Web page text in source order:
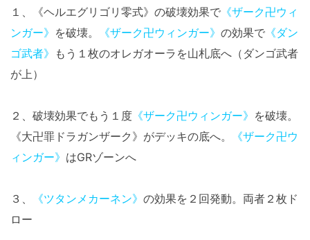
１、《ヘルエグリゴリ零式》の破壊効果で 《ザーク卍ウィ
ンガー》 を破壊。 《ザーク卍ウィンガー》 の効果で 《ダン
ゴ武者》 もう１枚のオレガオーラを山札底へ（ダンゴ武者
が上）
２、破壊効果でもう１度 《ザーク卍ウィンガー》 を破壊。
《大卍罪ドラガンザーク》がデッキの底へ。
《ザーク卍ウ
ィンガー》 はGRゾーンへ
３、 《ツタンメカーネン》 の効果を２回発動。両者２枚ド
ロー